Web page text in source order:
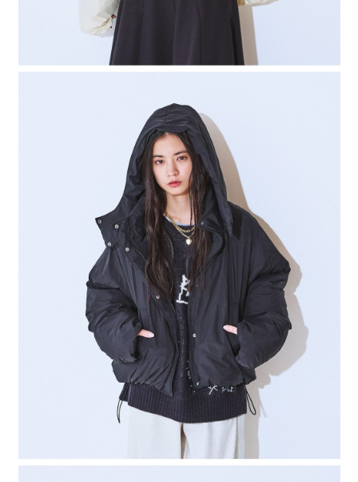
４．使用「AFTEE先享後付」時，將依據個別帳號之用戶狀況，依本公司即
時審查核予不同之上限額度；若仍有額度不足之情形，本公司將視審查結果
請求用戶進行身份認證。
５．嚴禁一人註冊多個帳號或使用他人資訊註冊。若發現惡意使用之情形，
恩沛科技股份有限公司將有權停止該用戶之使用額度並採取法律行動。